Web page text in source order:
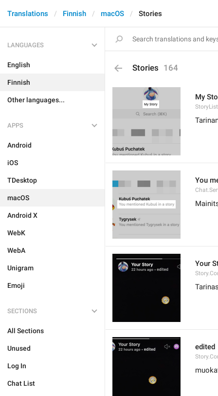
Translations Finnish macOS Stories
LANGUAGES
English
Finnish
Other languages...
APPS
Android
iOS
TDesktop
macOS
Android X
WebK
WebA
Unigram
Emoji
SECTIONS
All Sections
Unused
Log In
Chat List
Stories 164
My
You
Your
edited